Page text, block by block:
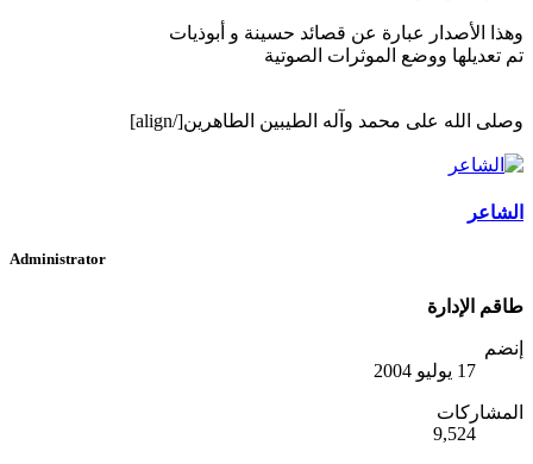
وهذا الأصدار عبارة عن قصائد حسينة و أبوذيات
تم تعديلها ووضع الموثرات الصوتية
وصلى الله على محمد وآله الطيبين الطاهرين[/align]
الشاعر
Administrator
طاقم الإدارة
إنضم
17 يوليو 2004
المشاركات
9,524